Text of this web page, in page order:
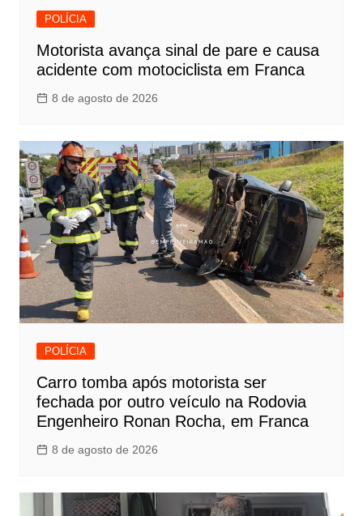
POLÍCIA
Motorista avança sinal de pare e causa
acidente com motociclista em Franca
8 de agosto de 2026
POLÍCIA
Carro tomba após motorista ser
fechada por outro veículo na Rodovia
Engenheiro Ronan Rocha, em Franca
8 de agosto de 2026